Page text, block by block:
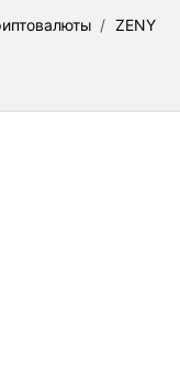
/ ZENY